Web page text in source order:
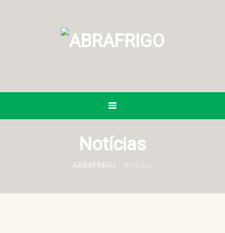
Notícias
ABRAFRIGO